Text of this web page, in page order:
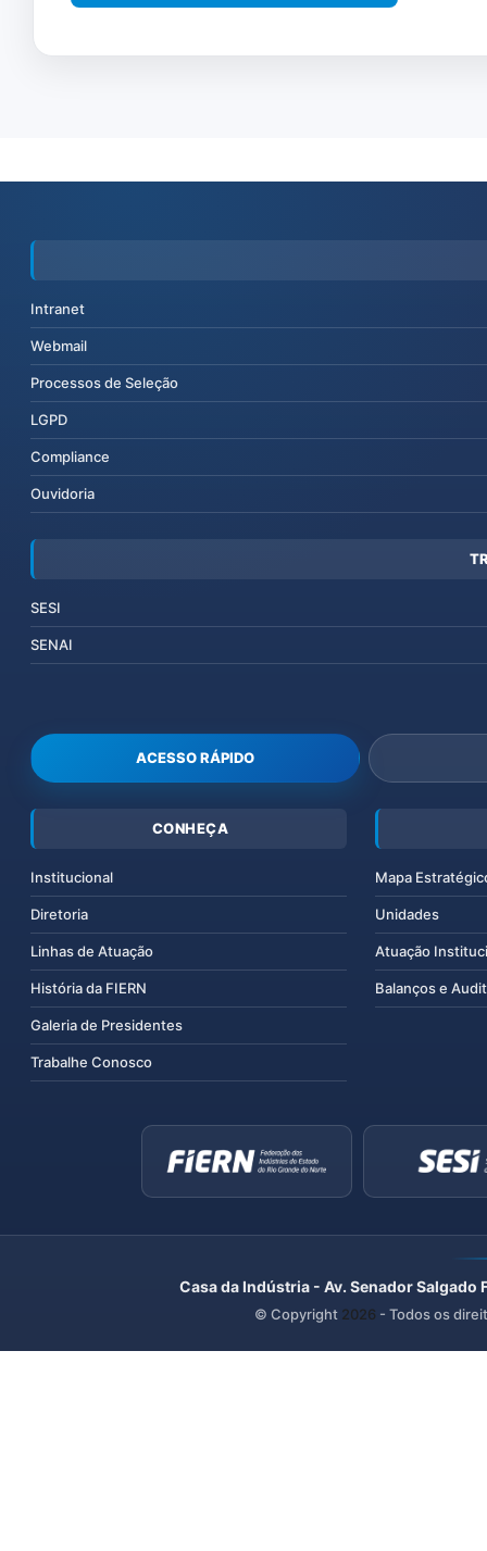
Intranet
Webmail
Processos de Seleção
LGPD
Compliance
Ouvidoria
SESI
SENAI
ACESSO RÁPIDO
CONHEÇA
Institucional
Diretoria
Linhas de Atuação
História da FIERN
Galeria de Presidentes
Trabalhe Conosco
Mapa
Unidades
Atuação
Balanços e
Casa da Indústria - Av. Senador
© Copyright 2026 - Todos os